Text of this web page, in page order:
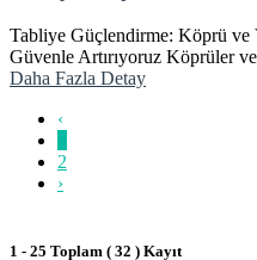
Tabliye Güçlendirme: Köprü ve
Güvenle Artırıyoruz Köprüler
Daha Fazla Detay
‹
2
›
1 - 25 Toplam ( 32 ) Kayıt